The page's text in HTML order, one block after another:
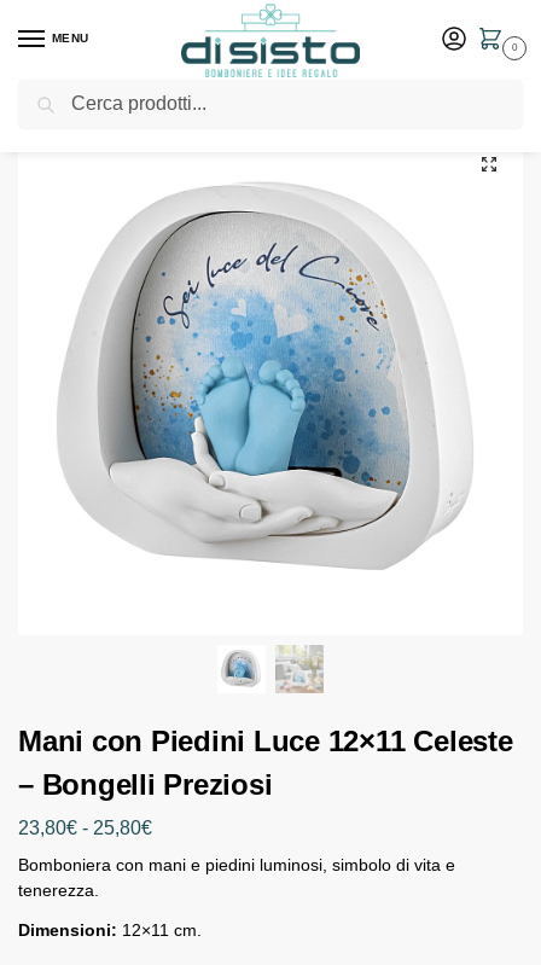
MENU
0
Home Shop Bomboniere
Mani con Piedini Luce 12×11 Celeste
– Bongelli Preziosi
23,80€ - 25,80€
Bomboniera con mani e piedini luminosi, simbolo di vita e
tenerezza.
Dimensioni: 12×11 cm.